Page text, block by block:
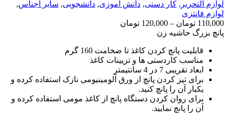
لوازم التحریر , کار دستی, دانش آموزی, دانشجویی, سایر اجناس,
لوازم فانتزی
110,000 تومان –
120,000 تومان
پانچ بزرگ حاشیه زن
قابلیت پانچ کردن کاغذ تا ضخامت 160 گرم
مناسب کاردستی ها و تزیینات کاغذ
ابعاد تقریبی 7 در 4 سانتیمتر
برای تیز کردن پانچ از ورق آلومینیومی نازک استفاده کرده و
یکبار آن را پانچ کنید.
برای روان کردن دستگاه پانچ از کاغذ مومی استفاده کرده و
آن را پانچ نمایید.